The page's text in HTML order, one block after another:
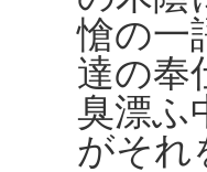
愴の一
達の奉
臭漂ふ
がそれ